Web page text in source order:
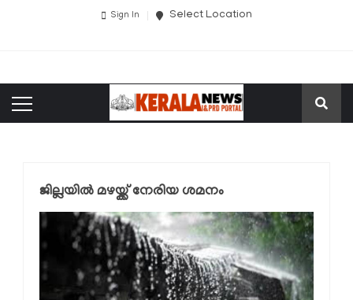
Sign In Select Location
ജില്ലയില്‍ മഴയ്ക്ക് നേരിയ ശമനം